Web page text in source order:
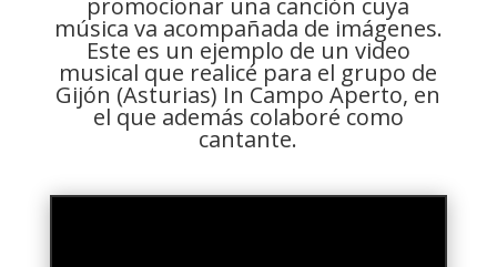
música va acompañada de imágenes.
Este es un ejemplo de un video
musical que realicé para el grupo de
Gijón (Asturias) In Campo Aperto, en
el que además colaboré como
cantante.